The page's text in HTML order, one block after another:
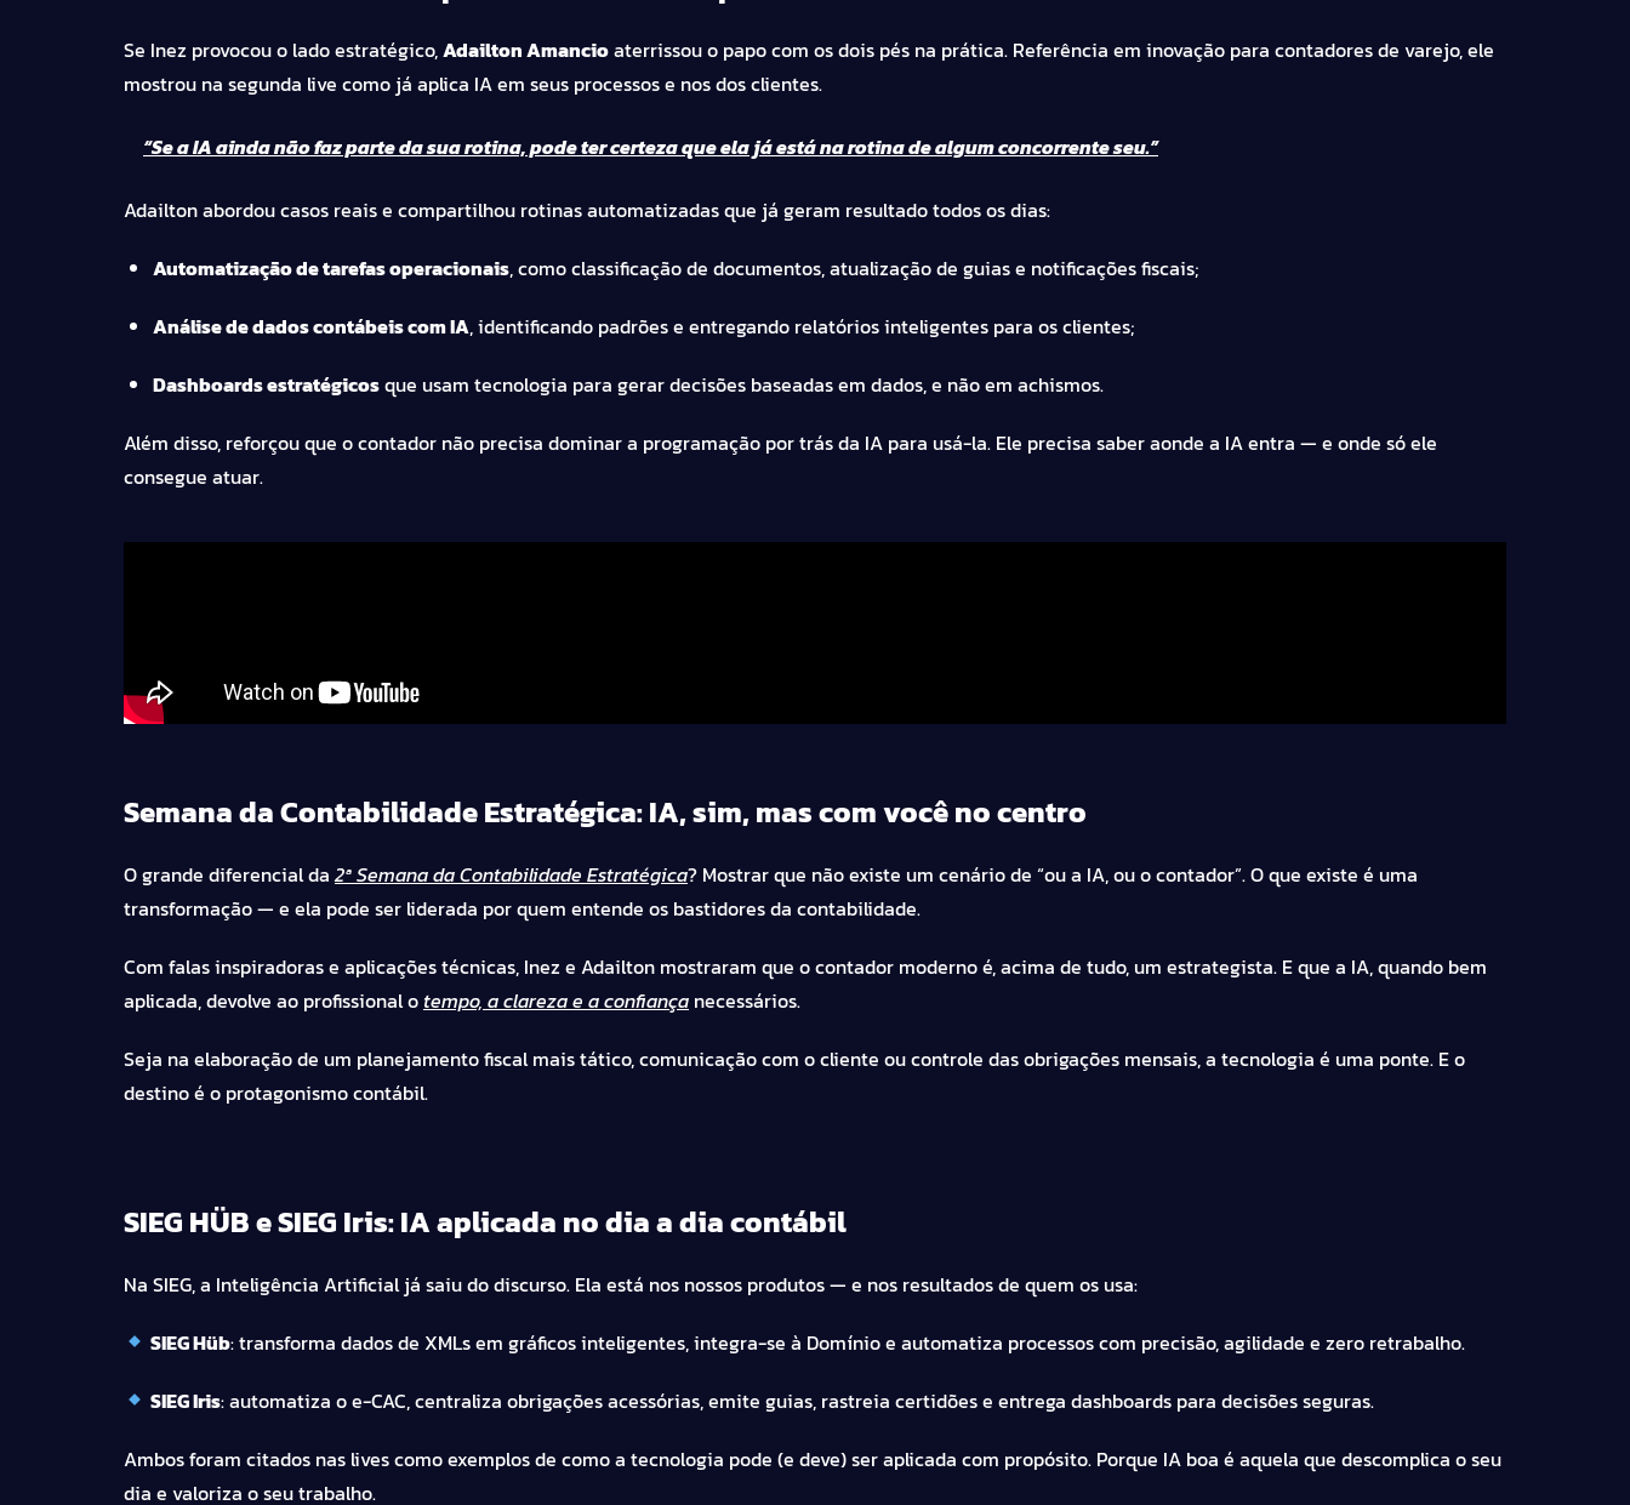
Se Inez provocou o lado estratégico,Adailton Amancioaterrissou o papo com os dois pés na prática. Referência em inovação para contadores de varejo, ele
mostrou na segunda live como já aplica IA em seus processos e nos dos clientes.
“Se a IA ainda não faz parte da sua rotina, pode ter certeza que ela já está na rotina de algum concorrente seu.”
Adailton abordou casos reais e compartilhou rotinas automatizadas que já geram resultado todos os dias:
Automatização de tarefas operacionais, como classificação de documentos, atualização de guias e notificações fiscais;
Análise de dados contábeis com IA, identificando padrões e entregando relatórios inteligentes para os clientes;
Dashboards estratégicosque usam tecnologia para gerar decisões baseadas em dados, e não em achismos.
Além disso, reforçou que o contador não precisa dominar a programação por trás da IA para usá-la. Ele precisa saber aonde a IA entra — e onde só ele
consegue atuar.
Semana da Contabilidade Estratégica: IA, sim, mas com você no centro
O grande diferencial da2ª Semana da Contabilidade Estratégica? Mostrar que não existe um cenário de “ou a IA, ou o contador”. O que existe é uma
transformação — e ela pode ser liderada por quem entende os bastidores da contabilidade.
Com falas inspiradoras e aplicações técnicas, Inez e Adailton mostraram que o contador moderno é, acima de tudo, um estrategista. E que a IA, quando bem
aplicada, devolve ao profissional o tempo, a clareza e a confiança necessários.
Seja na elaboração de um planejamento fiscal mais tático, comunicação com o cliente ou controle das obrigações mensais, a tecnologia é uma ponte. E o
destino é o protagonismo contábil.
SIEG HÜB e SIEG Iris: IA aplicada no dia a dia contábil
Na SIEG, a Inteligência Artificial já saiu do discurso. Ela está nos nossos produtos — e nos resultados de quem os usa:
SIEG Hüb: transforma dados de XMLs em gráficos inteligentes, integra-se à Domínio e automatiza processos com precisão, agilidade e zero retrabalho.
SIEG Iris: automatiza o e-CAC, centraliza obrigações acessórias, emite guias, rastreia certidões e entrega dashboards para decisões seguras.
Ambos foram citados nas lives como exemplos de como a tecnologia pode (e deve) ser aplicada com propósito. Porque IA boa é aquela que descomplica o seu
dia e valoriza o seu trabalho.